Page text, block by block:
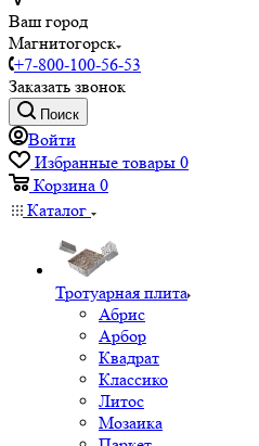
Ваш город
Магнитогорск
+7-800-100-56-53
Заказать звонок
Поиск
Войти
Избранные товары 0
Корзина 0
Каталог
Тротуарная плита
Абрис
Арбор
Квадрат
Классико
Литос
Мозаика